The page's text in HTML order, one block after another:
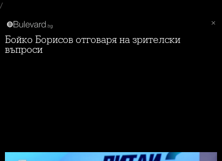
/
Бойко Борисов отговаря на зрителски
въпроси